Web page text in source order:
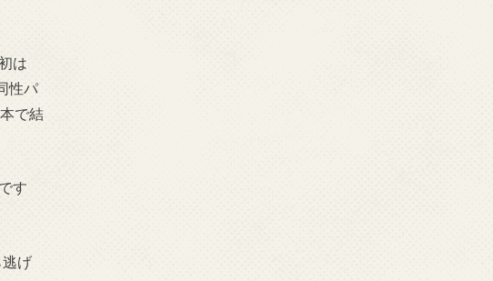
は
性パ
で結
す
げ